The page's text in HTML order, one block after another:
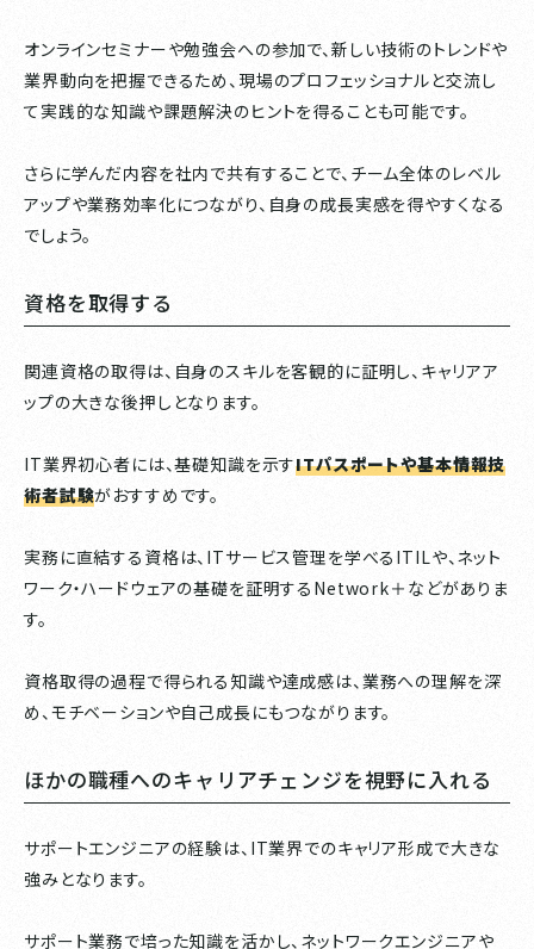
オンラインセミナーや勉強会への参加で、新しい技術のトレンドや
業界動向を把握できるため、現場のプロフェッショナルと交流し
て実践的な知識や課題解決のヒントを得ることも可能です。
さらに学んだ内容を社内で共有することで、チーム全体のレベル
アップや業務効率化につながり、自身の成長実感を得やすくなる
でしょう。
資格を取得する
関連資格の取得は、自身のスキルを客観的に証明し、キャリアア
ップの大きな後押しとなります。
IT業界初心者には、基礎知識を示すITパスポートや基本情報技
術者試験がおすすめです。
実務に直結する資格は、ITサービス管理を学べるITILや、ネット
ワーク・ハードウェアの基礎を証明するNetwork＋などがありま
す。
資格取得の過程で得られる知識や達成感は、業務への理解を深
め、モチベーションや自己成長にもつながります。
ほかの職種へのキャリアチェンジを視野に入れる
サポートエンジニアの経験は、IT業界でのキャリア形成で大きな
強みとなります。
サポート業務で培った知識を活かし、ネットワークエンジニアや